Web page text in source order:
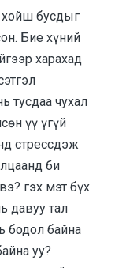
бусдыг
Бие хүний
харахад
тусдаа чухал
үү үгүй
стрессдэж
би
гэх мэт бүх
давуу тал
бодол байна
уу?